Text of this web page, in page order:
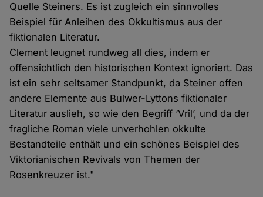
Quelle Steiners. Es ist zugleich ein sinnvolles
Beispiel für Anleihen des Okkultismus aus der
fiktionalen Literatur.
Clement leugnet rundweg all dies, indem er
offensichtlich den historischen Kontext ignoriert. Das
ist ein sehr seltsamer Standpunkt, da Steiner offen
andere Elemente aus Bulwer-Lyttons fiktionaler
Literatur auslieh, so wie den Begriff ‘Vril’, und da der
fragliche Roman viele unverhohlen okkulte
Bestandteile enthält und ein schönes Beispiel des
Viktorianischen Revivals von Themen der
Rosenkreuzer ist."